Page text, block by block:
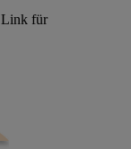
Link für